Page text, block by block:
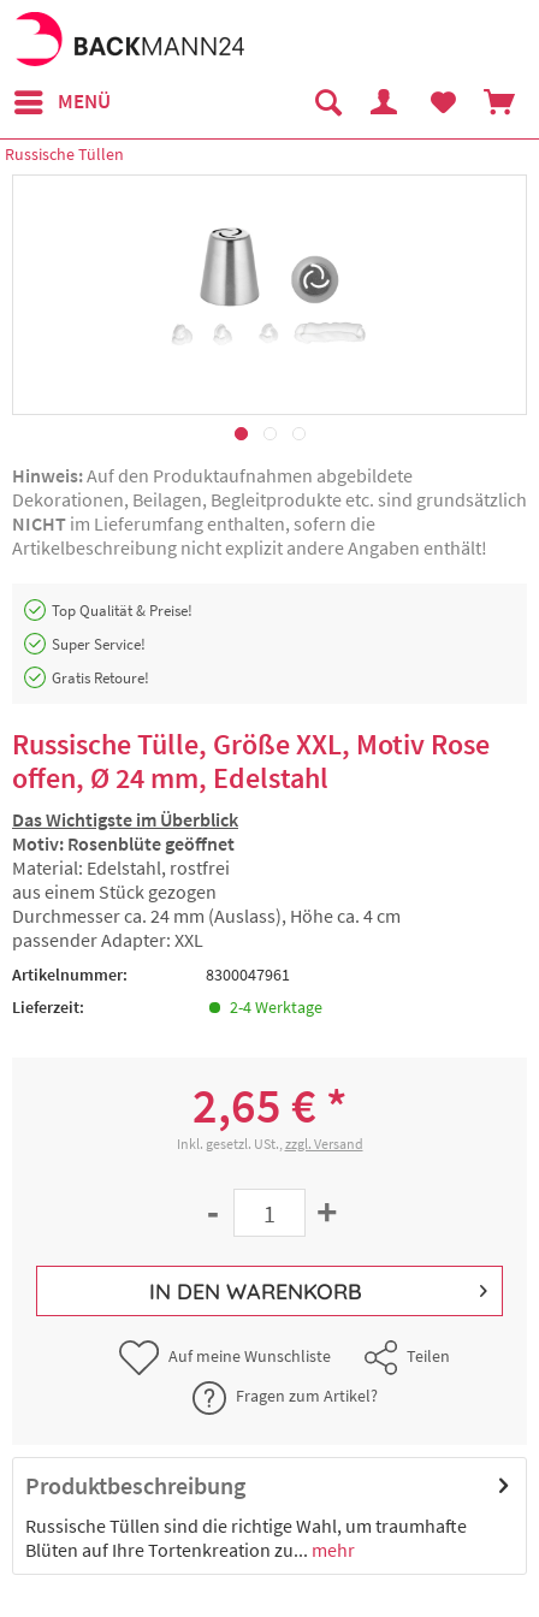
MENÜ
Russische Tüllen
Hinweis:Auf den Produktaufnahmen abgebildete
Dekorationen, Beilagen, Begleitprodukte etc. sind grundsätzlich
NICHT im Lieferumfang enthalten, sofern die
Artikelbeschreibung nicht explizit andere Angaben enthält!
Top Qualität & Preise!
Super Service!
Gratis Retoure!
Russische Tülle, Größe XXL, Motiv Rose
offen, Ø 24 mm, Edelstahl
Das Wichtigste im Überblick
Motiv: Rosenblüte geöffnet
Material: Edelstahl, rostfrei
aus einem Stück gezogen
Durchmesser ca. 24 mm (Auslass), Höhe ca. 4 cm
passender Adapter: XXL
Artikelnummer:
8300047961
Lieferzeit:
2-4 Werktage
2,65 € *
Inkl. gesetzl. USt., zzgl. Versand
- +
IN DEN WARENKORB
Auf meine Wunschliste
Teilen
Fragen zum Artikel?
Produktbeschreibung
Russische Tüllen sind die richtige Wahl, um traumhafte
Blüten auf Ihre Tortenkreation zu... mehr